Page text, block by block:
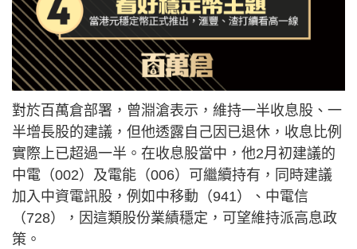
對於百萬倉部署，曾淵滄表示，維持一半收息股、一
半增長股的建議，但他透露自己因已退休，收息比例
實際上已超過一半。在收息股當中，他2月初建議的
中電（002）及電能（006）可繼續持有，同時建議
加入中資電訊股，例如中移動（941）、中電信
（728），因這類股份業績穩定，可望維持派高息政
策。